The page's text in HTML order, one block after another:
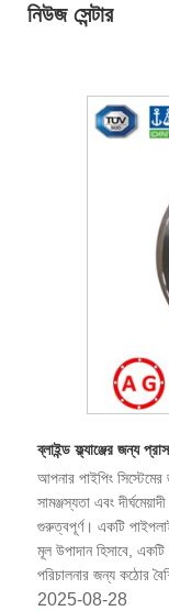
নিউজ সেন্টার
ব্লাইন্ড ফ্ল্যাঞ্জের জন্য
আপনার পাইপিং সিস্টেমের
সামঞ্জস্যতা এবং
গুরুত্বপূর্ণ। একটি
মূল উপাদান হিসাবে,
পরিচালনার জন্য কঠোর
2025-08-28